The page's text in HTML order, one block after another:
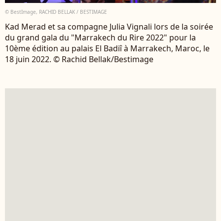
© BestImage, RACHID BELLAK / BESTIMAGE
Kad Merad et sa compagne Julia Vignali lors de la soirée
du grand gala du "Marrakech du Rire 2022" pour la
10ème édition au palais El Badiî à Marrakech, Maroc, le
18 juin 2022. © Rachid Bellak/Bestimage